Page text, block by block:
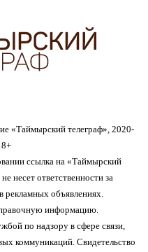
«Таймырский телеграф», 2020-
ссылка на «Таймырский
несет ответственности за
объявлениях.
информацию.
по надзору в сфере связи,
коммуникаций. Свидетельство